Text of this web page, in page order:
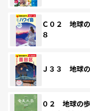
Ｃ０２ 地球
８
Ｊ３３ 地球
０２ 地球の